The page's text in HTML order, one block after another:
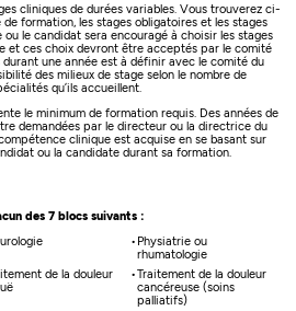
cliniques de durées variables. Vous trouverez ci-
de formation, les stages obligatoires et les stages
le candidat sera encouragé à choisir les stages
et ces choix devront être acceptés par le comité
durant une année est à définir avec le comité du
des milieux de stage selon le nombre de
qu’ils accueillent.
le minimum de formation requis. Des années de
demandées par le directeur ou la directrice du
clinique est acquise en se basant sur
ou la candidate durant sa formation.
des 7 blocs suivants :
Physiatrie ou
rhumatologie
de la douleur
Traitement de la douleur
cancéreuse (soins
palliatifs)